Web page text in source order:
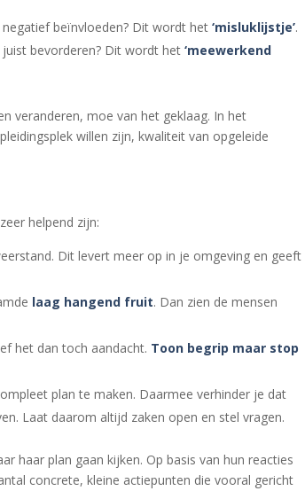
beïnvloeden? Dit wordt het‘misluklijstje’.
juist bevorderen? Dit wordt het‘meewerkend
veranderen, moe van het geklaag. In het
willen zijn, kwaliteit van opgeleide
helpend zijn:
Dit levert meer op in je omgeving en geeft
laag hangend fruit. Dan zien de mensen
het dan toch aandacht. Toon begrip maar stop
plan te maken. Daarmee verhinder je dat
Laat daarom altijd zaken open en stel vragen.
haar plan gaan kijken. Op basis van hun reacties
concrete, kleine actiepunten die vooral gericht